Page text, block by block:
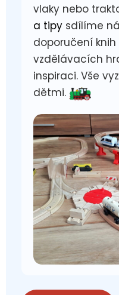
vlaky nebo
a tipy sdílíme
doporučení
vzdělávacích
inspiraci. Vše
dětmi.